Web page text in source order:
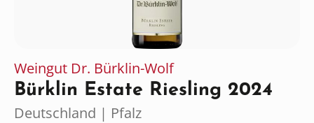
Weingut Dr. Bürklin-Wolf
Bürklin Estate Riesling 2024
Deutschland | Pfalz